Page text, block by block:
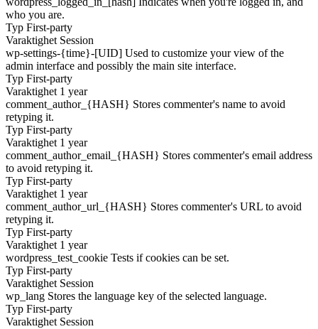
who you are.
Typ First-party
Varaktighet Session
wp-settings-{time}-[UID] Used to customize your view of the
admin interface and possibly the main site interface.
Typ First-party
Varaktighet 1 year
comment_author_{HASH} Stores commenter's name to avoid
retyping it.
Typ First-party
Varaktighet 1 year
comment_author_email_{HASH} Stores commenter's email address
to avoid retyping it.
Typ First-party
Varaktighet 1 year
comment_author_url_{HASH} Stores commenter's URL to avoid
retyping it.
Typ First-party
Varaktighet 1 year
wordpress_test_cookie Tests if cookies can be set.
Typ First-party
Varaktighet Session
wp_lang Stores the language key of the selected language.
Typ First-party
Varaktighet Session